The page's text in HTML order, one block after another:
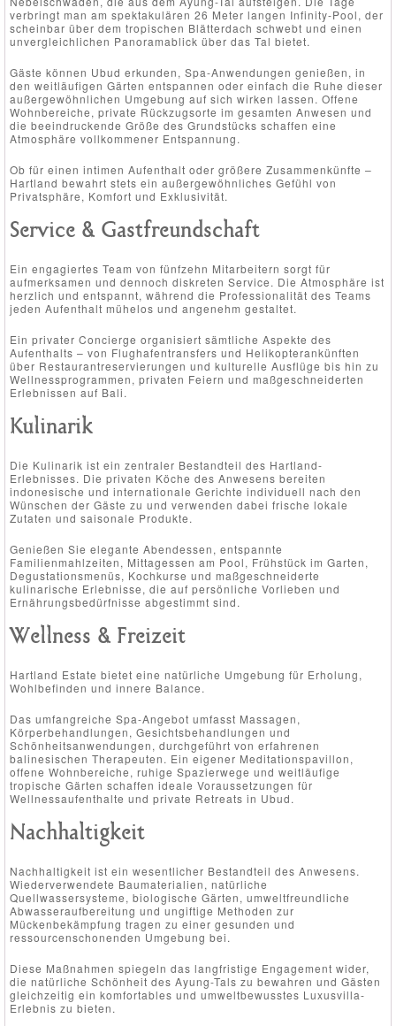
verbringt man am spektakulären 26 Meter langen Infinity-Pool, der
scheinbar über dem tropischen Blätterdach schwebt und einen
unvergleichlichen Panoramablick über das Tal bietet.
Gäste können Ubud erkunden, Spa-Anwendungen genießen, in
den weitläufigen Gärten entspannen oder einfach die Ruhe dieser
außergewöhnlichen Umgebung auf sich wirken lassen. Offene
Wohnbereiche, private Rückzugsorte im gesamten Anwesen und
die beeindruckende Größe des Grundstücks schaffen eine
Atmosphäre vollkommener Entspannung.
Ob für einen intimen Aufenthalt oder größere Zusammenkünfte –
Hartland bewahrt stets ein außergewöhnliches Gefühl von
Privatsphäre, Komfort und Exklusivität.
Service & Gastfreundschaft
Ein engagiertes Team von fünfzehn Mitarbeitern sorgt für
aufmerksamen und dennoch diskreten Service. Die Atmosphäre ist
herzlich und entspannt, während die Professionalität des Teams
jeden Aufenthalt mühelos und angenehm gestaltet.
Ein privater Concierge organisiert sämtliche Aspekte des
Aufenthalts – von Flughafentransfers und Helikopterankünften
über Restaurantreservierungen und kulturelle Ausflüge bis hin zu
Wellnessprogrammen, privaten Feiern und maßgeschneiderten
Erlebnissen auf Bali.
Kulinarik
Die Kulinarik ist ein zentraler Bestandteil des Hartland-
Erlebnisses. Die privaten Köche des Anwesens bereiten
indonesische und internationale Gerichte individuell nach den
Wünschen der Gäste zu und verwenden dabei frische lokale
Zutaten und saisonale Produkte.
Genießen Sie elegante Abendessen, entspannte
Familienmahlzeiten, Mittagessen am Pool, Frühstück im Garten,
Degustationsmenüs, Kochkurse und maßgeschneiderte
kulinarische Erlebnisse, die auf persönliche Vorlieben und
Ernährungsbedürfnisse abgestimmt sind.
Wellness & Freizeit
Hartland Estate bietet eine natürliche Umgebung für Erholung,
Wohlbefinden und innere Balance.
Das umfangreiche Spa-Angebot umfasst Massagen,
Körperbehandlungen, Gesichtsbehandlungen und
Schönheitsanwendungen, durchgeführt von erfahrenen
balinesischen Therapeuten. Ein eigener Meditationspavillon,
offene Wohnbereiche, ruhige Spazierwege und weitläufige
tropische Gärten schaffen ideale Voraussetzungen für
Wellnessaufenthalte und private Retreats in Ubud.
Nachhaltigkeit
Nachhaltigkeit ist ein wesentlicher Bestandteil des Anwesens.
Wiederverwendete Baumaterialien, natürliche
Quellwassersysteme, biologische Gärten, umweltfreundliche
Abwasseraufbereitung und ungiftige Methoden zur
Mückenbekämpfung tragen zu einer gesunden und
ressourcenschonenden Umgebung bei.
Diese Maßnahmen spiegeln das langfristige Engagement wider,
die natürliche Schönheit des Ayung-Tals zu bewahren und Gästen
gleichzeitig ein komfortables und umweltbewusstes Luxusvilla-
Erlebnis zu bieten.